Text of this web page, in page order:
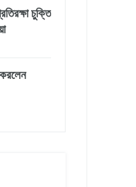
চুক্তি